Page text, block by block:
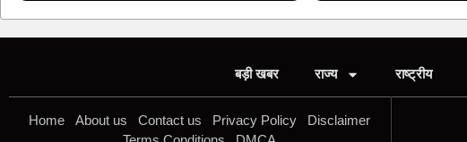
बड़ी खबर राज्य राष्ट्रीय
Home About us Contact us Privacy Policy
Disclaimer